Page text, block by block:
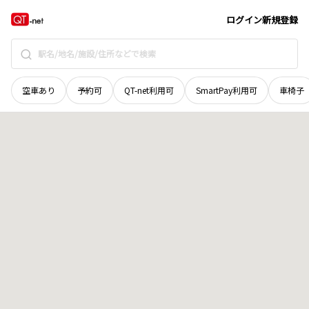
ログイン新規登録
空車あり 予約可 QT-net利用可 SmartPay利用可 車椅子
青森県